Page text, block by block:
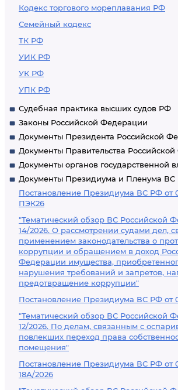
Кодекс торгового мореплавания РФ
Семейный кодекс
ТК РФ
УИК РФ
УК РФ
УПК РФ
Судебная практика высших судов РФ
Законы Российской Федерации
Документы Президента Российской
Документы Правительства
Документы органов государственной
Документы Президиума и Пленума
Постановление Президиума ВС РФ от
ПЭК26
"Тематический обзор ВС Российской
14/2026. О рассмотрении судами дел,
применением законодательства о
коррупции и обращением в доход
Федерации имущества,
нарушения требований и запретов,
предотвращение коррупции"
Постановление Президиума ВС РФ от
"Тематический обзор ВС Российской
12/2026. По делам, связанным с
повлекших переход права
помещения"
Постановление Президиума ВС РФ от
18А/2026